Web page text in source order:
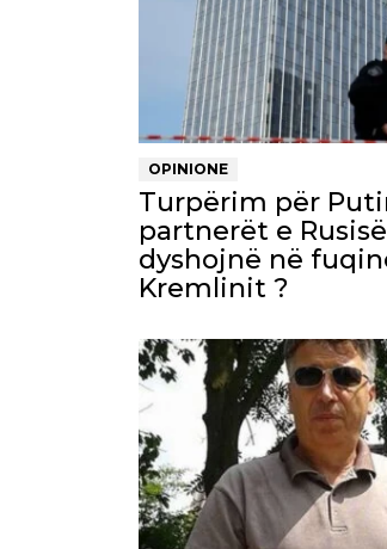
OPINIONE
Turpërim për
partnerët e
dyshojnë në
Kremlinit ?